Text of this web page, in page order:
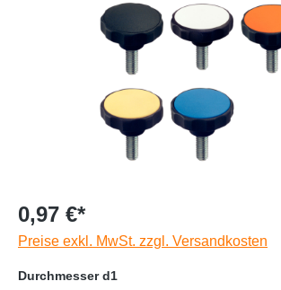
0,97 €*
Preise exkl. MwSt. zzgl. Versandkosten
Durchmesser d1